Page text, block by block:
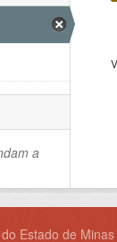
a
Estado de